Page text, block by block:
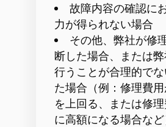
故障内容の確認に
力が得られない場合
その他、弊社が修
断した場合、または
行うことが合理的で
た場合（例：修理費
を上回る、または修
に高額になる場合など